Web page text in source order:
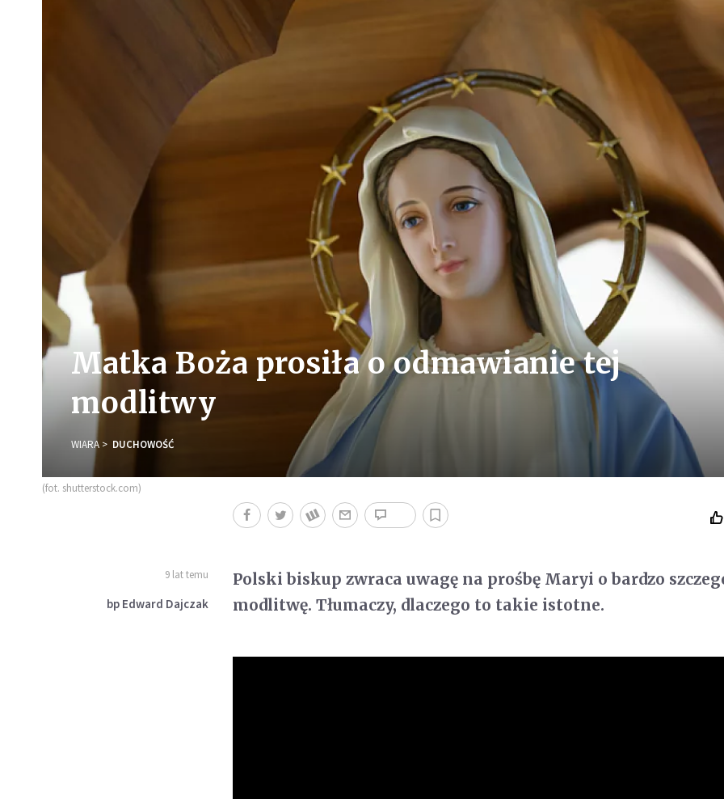
Matka Boża prosiła o odmawianie tej
modlitwy
WIARA DUCHOWOŚĆ
(fot. shutterstock.com)
9 lat temu
bp Edward Dajczak
Polski biskup zwraca uwagę na prośbę Maryi o bardzo
modlitwę. Tłumaczy, dlaczego to takie istotne.